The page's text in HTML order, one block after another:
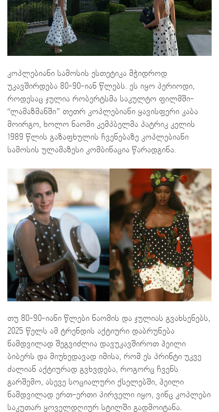
კოპლებიანი სამოსის ესთეტიკა მჭიდროდ
უკავშირდება 80-90-იან წლებს. ეს იყო პერიოდი,
როდესაც ჯულია რობერტსმა საკულტო ფილმში-
“ლამაზმანში” თეთრ კოპლებიანი ყავისფერი კაბა
მოირგო, ხოლო ნაომი კემპბელმა პატრიკ კელის
1989 წლის გაზაფხულის ჩვენებაზე კოპლებიანი
სამოსის ულამაზესი კომბინაცია წარადგინა.
თუ 80-90-იანი წლები ნაომის და ჯულიას გვახსენებს,
2025 წელს ამ ტრენდის აქტიური დაბრუნება
ნამდვილად შეგვიძლია დავუკავშიროთ ჰეილი
ბიბერს და მიუხედავად იმისა, რომ ეს პრინტი უკვე
ძალიან აქტიურად გვხვდება, როგორც ჩვენს
გარშემო, ასევე სოციალური ქსელებში, ჰეილი
ნამდვილად ერთ-ერთი პირველი იყო, ვინც კოპლები
საკუთარ ყოველდღიურ სტილში გადმოიტანა.